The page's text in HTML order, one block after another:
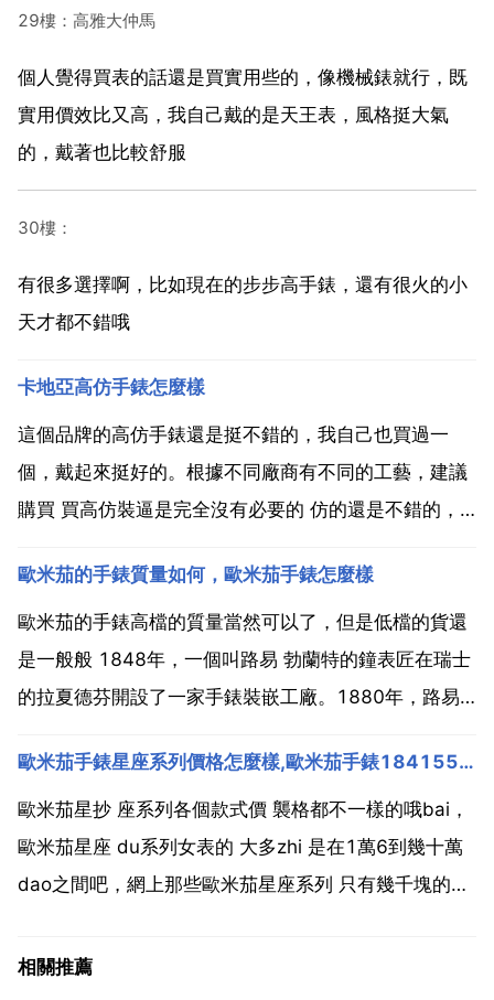
29樓：高雅大仲馬
個人覺得買表的話還是買實用些的，像機械錶就行，既
實用價效比又高，我自己戴的是天王表，風格挺大氣
的，戴著也比較舒服
30樓：
有很多選擇啊，比如現在的步步高手錶，還有很火的小
天才都不錯哦
卡地亞高仿手錶怎麼樣
這個品牌的高仿手錶還是挺不錯的，我自己也買過一
個，戴起來挺好的。根據不同廠商有不同的工藝，建議
購買 買高仿裝逼是完全沒有必要的 仿的還是不錯的，
高仿手錶還是看手錶的，自己的質量可以去一些比較好
的地方購買。他的高仿手錶的話，顏色和橙汁做工上面
來說對比真...
歐米茄的手錶質量如何，歐米茄手錶怎麼樣
歐米茄的手錶高檔的質量當然可以了，但是低檔的貨還
是一般般 1848年，一個叫路易 勃蘭特的鐘表匠在瑞士
的拉夏德芬開設了一家手錶裝嵌工廠。1880年，路易
功，一位銀行家給這種機芯取名為歐米茄，也就是希臘
文二十四個字母中的最後一個字母，代表了完美 卓越
和...
歐米茄手錶星座系列價格怎麼樣,歐米茄手錶18415511星座系列價格怎麼樣
歐米茄星抄 座系列各個款式價 襲格都不一樣的哦bai，
歐米茄星座 du系列女表的 大多zhi 是在1萬6到幾十萬
dao之間吧，網上那些歐米茄星座系列 只有幾千塊的表
上。歐米茄星座系列的表時尚好看，特別是標誌性的 託
相關推薦